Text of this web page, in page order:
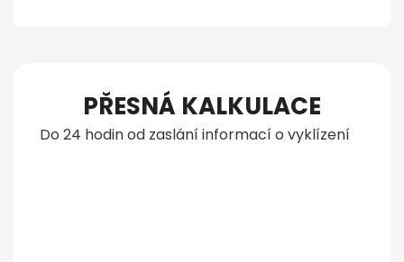
PŘESNÁ KALKULACE
Do 24 hodin od zaslání informací o vyklízení